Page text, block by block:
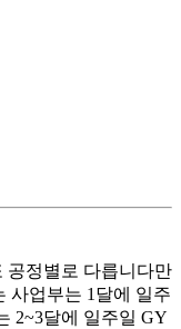
공정별로 다릅니다만
사업부는 1달에 일주
2~3달에 일주일 GY